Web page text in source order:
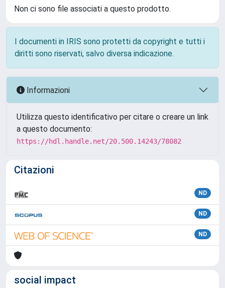
Non ci sono file associati a questo prodotto.
I documenti in IRIS sono protetti da copyright e tutti i
diritti sono riservati, salvo diversa indicazione.
Informazioni
Utilizza questo identificativo per citare o creare un link
a questo documento:
https://hdl.handle.net/20.500.14243/78082
Citazioni
ND
ND
ND
social impact